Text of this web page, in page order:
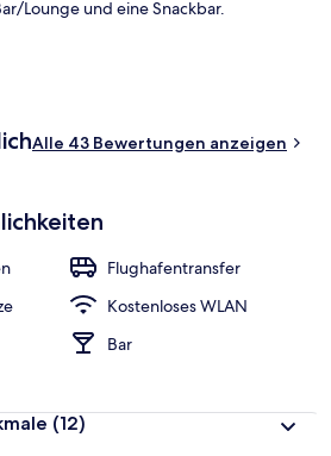
Lounge und eine Snackbar.
Alle 43 Bewertungen anzeigen
Flughafentransfer
Kostenloses WLAN
Bar
(12)